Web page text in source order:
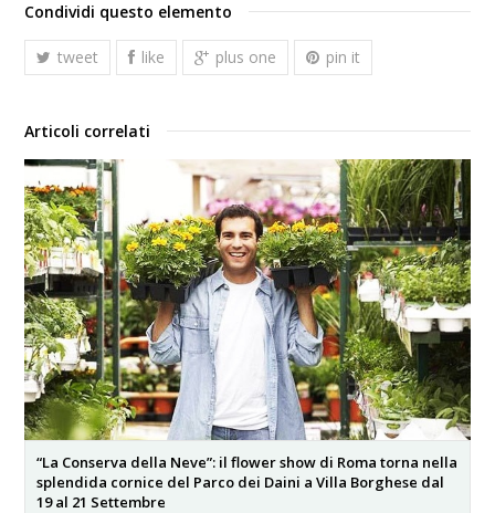
Condividi questo elemento
tweet like plus one pin it
Articoli correlati
“La Conserva della Neve”: il flower show di Roma torna nella
splendida cornice del Parco dei Daini a Villa Borghese dal
19 al 21 Settembre